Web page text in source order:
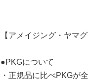
【アメイジング・ヤマ
●PKGについて
・正規品に比べPKGが